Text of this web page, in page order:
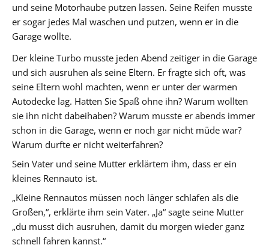
und seine Motorhaube putzen lassen. Seine Reifen musste
er sogar jedes Mal waschen und putzen, wenn er in die
Garage wollte.
Der kleine Turbo musste jeden Abend zeitiger in die Garage
und sich ausruhen als seine Eltern. Er fragte sich oft, was
seine Eltern wohl machten, wenn er unter der warmen
Autodecke lag. Hatten Sie Spaß ohne ihn? Warum wollten
sie ihn nicht dabeihaben? Warum musste er abends immer
schon in die Garage, wenn er noch gar nicht müde war?
Warum durfte er nicht weiterfahren?
Sein Vater und seine Mutter erklärtem ihm, dass er ein
kleines Rennauto ist.
„Kleine Rennautos müssen noch länger schlafen als die
Großen,“, erklärte ihm sein Vater. „Ja“ sagte seine Mutter
„du musst dich ausruhen, damit du morgen wieder ganz
schnell fahren kannst.“